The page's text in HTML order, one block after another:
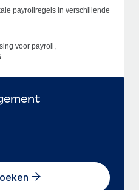
payrollregels in verschillende
voor payroll,